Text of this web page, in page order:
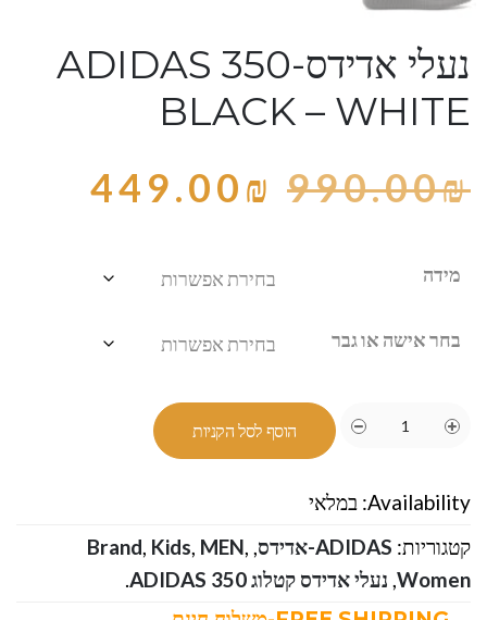
נעלי אדידס-ADIDAS 350
BLACK – WHITE
990.00₪
449.00₪
מידה
בחר אישה או גבר
הוסף לסל הקניות
Availability: במלאי
קטגוריות: ADIDAS-אדידס ,
Brand, Kids, MEN,
Women
, נעלי אדידס קטלוג ADIDAS 350
.